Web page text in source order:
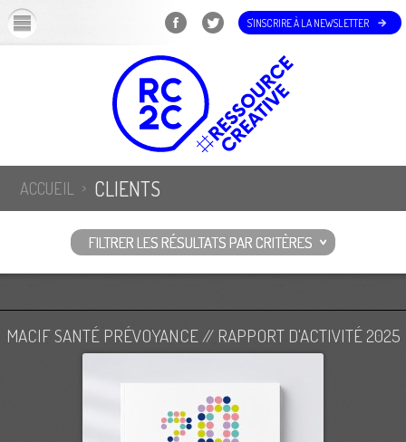
S'INSCRIRE À LA NEWSLETTER
ACCUEIL CLIENTS
FILTRER LES RÉSULTATS PAR CRITÈRES
MACIF SANTÉ PRÉVOYANCE // RAPPORT D'ACTIVITÉ 2025